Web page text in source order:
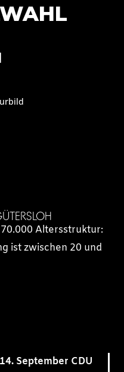
Altersstruktur:
ist zwischen 20 und
September CDU